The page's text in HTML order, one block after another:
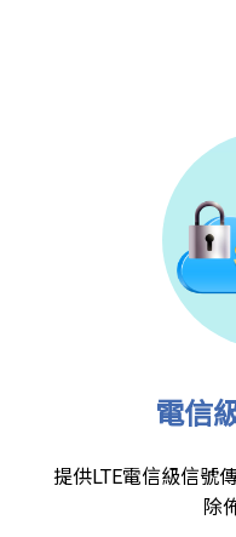
電信
提供LTE電信級信號
除